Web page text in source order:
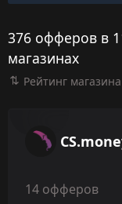
376 офферов в
магазинах
Рейтинг магазина
14 офферов